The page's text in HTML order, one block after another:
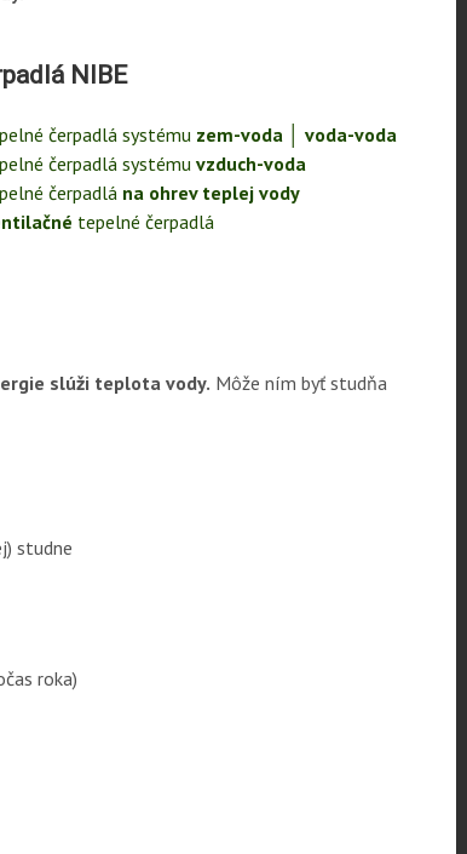
NIBE
čerpadlá systému zem-voda │ voda-voda
čerpadlá systémuvzduch-voda
čerpadlá na ohrev teplej vody
tepelné čerpadlá
slúži teplota vody. Môže ním byť studňa
studne
roka)